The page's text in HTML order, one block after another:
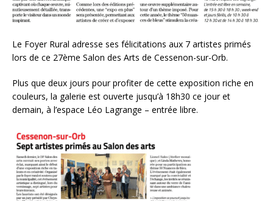
Le Foyer Rural adresse ses félicitations aux 7 artistes primés
lors de ce 27ème Salon des Arts de Cessenon-sur-Orb.
Plus que deux jours pour profiter de cette exposition riche en
couleurs, la galerie est ouverte jusqu’à 18h30 ce jour et
demain, à l’espace Léo Lagrange – entrée libre.